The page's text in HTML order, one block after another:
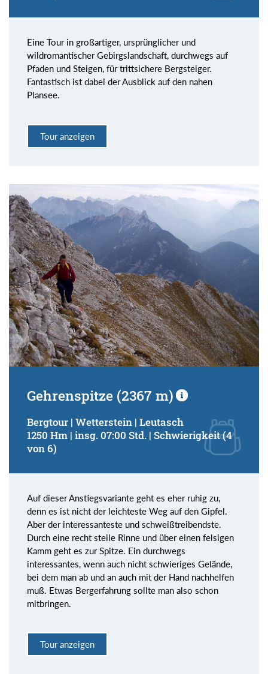
Eine Tour in großartiger, ursprünglicher und
wildromantischer Gebirgslandschaft, durchwegs auf
Pfaden und Steigen, für trittsichere Bergsteiger.
Fantastisch ist dabei der Ausblick auf den nahen
Plansee.
Tour anzeigen
Gehrenspitze (2367 m)
Bergtour | Wetterstein | Leutasch
1250 Hm | insg. 07:00 Std. | Schwierigkeit (4
von 6)
Auf dieser Anstiegsvariante geht es eher ruhig zu,
denn es ist nicht der leichteste Weg auf den Gipfel.
Aber der interessanteste und schweißtreibendste.
Durch eine recht steile Rinne und über einen felsigen
Kamm geht es zur Spitze. Ein durchwegs
interessantes, wenn auch nicht schwieriges Gelände,
bei dem man ab und an auch mit der Hand nachhelfen
muß. Etwas Bergerfahrung sollte man also schon
mitbringen.
Tour anzeigen